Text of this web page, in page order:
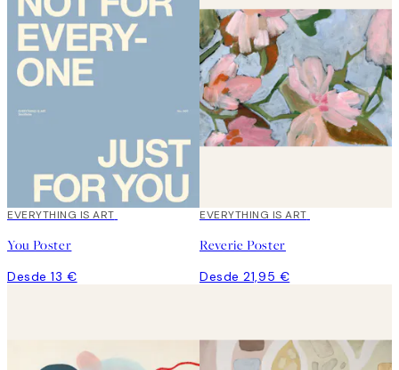
EVERYTHING IS ART
You Poster
Desde 13 €
EVERYTHING IS ART
Reverie Poster
Desde 21,95 €